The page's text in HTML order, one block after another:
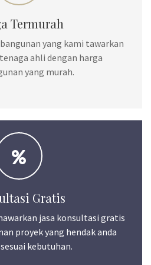
Termurah
yang kami tawarkan
ahli dengan harga
yang murah.
Gratis
jasa konsultasi gratis
proyek yang hendak anda
kebutuhan.